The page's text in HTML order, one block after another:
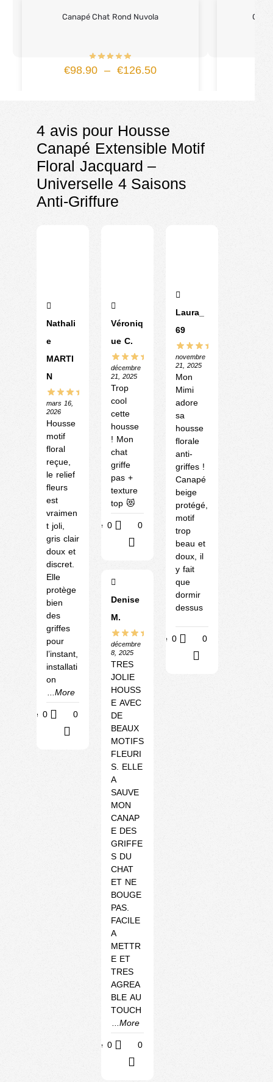
Canapé Chat Rond Nuvola
€98.90 – €126.50
4 avis pour Housse
Canapé Extensible Motif
Floral Jacquard –
Universelle 4 Saisons
Anti-Griffure
Nathali
e
MARTI
N
mars 16,
2026
Housse
motif
floral
reçue,
le relief
fleurs
est
vraimen
t joli,
gris clair
doux et
discret.
Elle
protège
bien
des
griffes
pour
l’instant,
installati
on
...More
Utile 0 0
Véroniq
ue C.
décembre
21, 2025
Trop
cool
cette
housse
! Mon
chat
griffe
pas +
texture
top 😻
Utile 0 0
Denise
M.
décembre
8, 2025
TRES
JOLIE
HOUSS
E AVEC
DE
BEAUX
MOTIFS
FLEURI
S. ELLE
A
SAUVE
MON
CANAP
E DES
GRIFFE
S DU
CHAT
ET NE
BOUGE
PAS.
FACILE
A
METTR
E ET
TRES
AGREA
BLE AU
TOUCH
...More
Utile 0 0
Laura_
69
novembre
21, 2025
Mon
Mimi
adore
sa
housse
florale
anti-
griffes !
Canapé
beige
protégé,
motif
trop
beau et
doux, il
y fait
que
dormir
dessus
Utile 0 0